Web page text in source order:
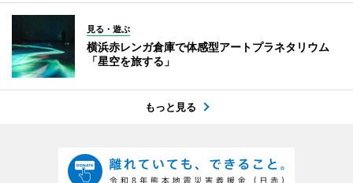
見る・遊ぶ
横浜赤レンガ倉庫で体感型アートプラネタリウム
「星空を旅する」
もっと見る